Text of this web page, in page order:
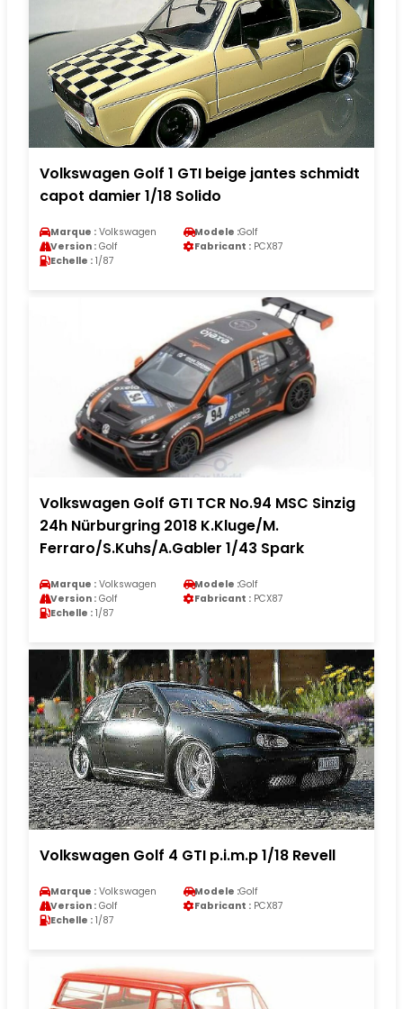
Volkswagen Golf 1 GTI beige jantes schmidt
capot damier 1/18 Solido
Marque : Volkswagen Modele :Golf
Version : Golf Fabricant : PCX87
Echelle : 1/87
Volkswagen Golf GTI TCR No.94 MSC Sinzig
24h Nürburgring 2018 K.Kluge/M.
Ferraro/S.Kuhs/A.Gabler 1/43 Spark
Marque : Volkswagen Modele :Golf
Version : Golf Fabricant : PCX87
Echelle : 1/87
Volkswagen Golf 4 GTI p.i.m.p 1/18 Revell
Marque : Volkswagen Modele :Golf
Version : Golf Fabricant : PCX87
Echelle : 1/87